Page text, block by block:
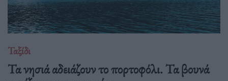
Ταξίδι
Τα νησιά αδειάζουν το πορτοφόλι. Τα βουνά